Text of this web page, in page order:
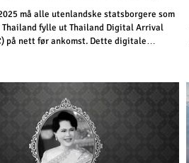
må alle utenlandske statsborgere som
fylle ut Thailand Digital Arrival
på nett før ankomst. Dette digitale